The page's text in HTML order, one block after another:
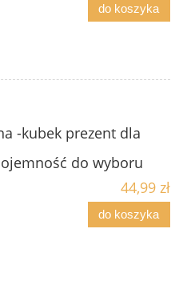
do koszyka
-kubek prezent dla
do wyboru
44,99 zł
do koszyka